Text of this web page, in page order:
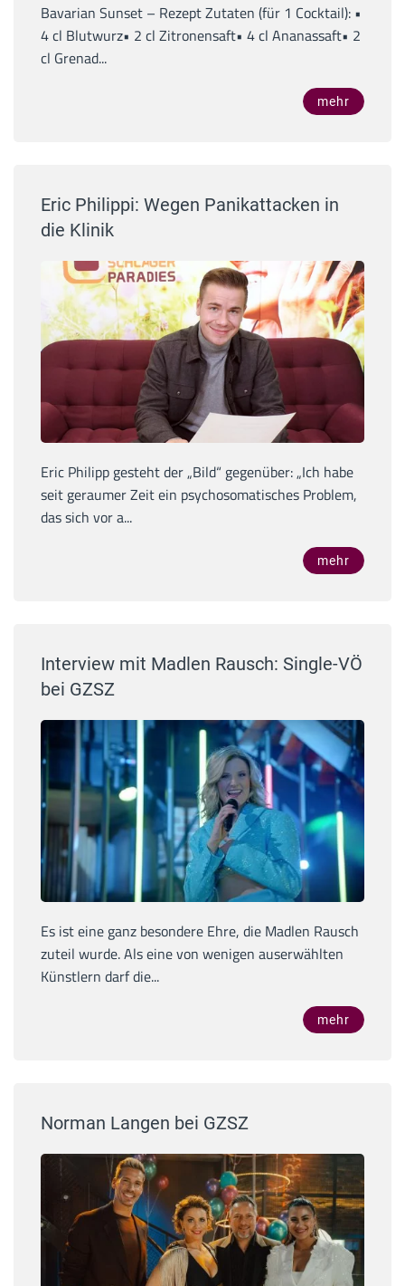
Bavarian Sunset – Rezept Zutaten (für 1 Cocktail): •
4 cl Blutwurz• 2 cl Zitronensaft• 4 cl Ananassaft• 2
cl Grenad...
mehr
Eric Philippi: Wegen Panikattacken in
die Klinik
Eric Philipp gesteht der „Bild“ gegenüber: „Ich habe
seit geraumer Zeit ein psychosomatisches Problem,
das sich vor a...
mehr
Interview mit Madlen Rausch: Single-VÖ
bei GZSZ
Es ist eine ganz besondere Ehre, die Madlen Rausch
zuteil wurde. Als eine von wenigen auserwählten
Künstlern darf die...
mehr
Norman Langen bei GZSZ